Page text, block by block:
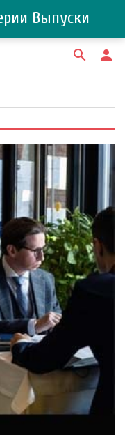
Выпуски
search person